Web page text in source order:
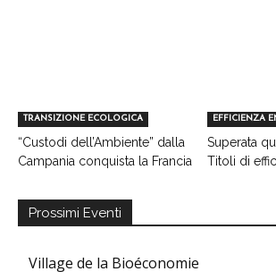
TRANSIZIONE ECOLOGICA
“Custodi dell’Ambiente” dalla
Campania conquista la Francia
EFFICIENZA
Superata
Titoli di
Prossimi Eventi
Village de la Bioéconomie